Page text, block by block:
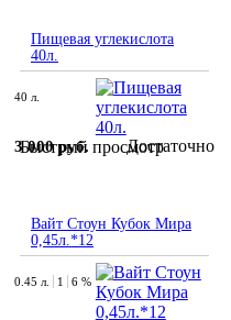
Пищевая углекислота
40л.
Быстрый просмотр
40 л.
3 000 руб. Достаточно
Вайт Стоун Кубок Мира
0,45л.*12
0.45 л. 1 6 %